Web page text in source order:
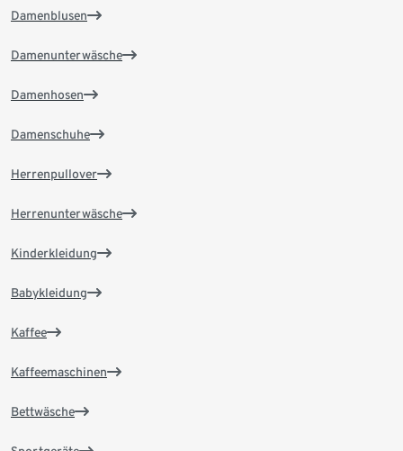
Damenblusen
Damenunterwäsche
Damenhosen
Damenschuhe
Herrenpullover
Herrenunterwäsche
Kinderkleidung
Babykleidung
Kaffee
Kaffeemaschinen
Bettwäsche